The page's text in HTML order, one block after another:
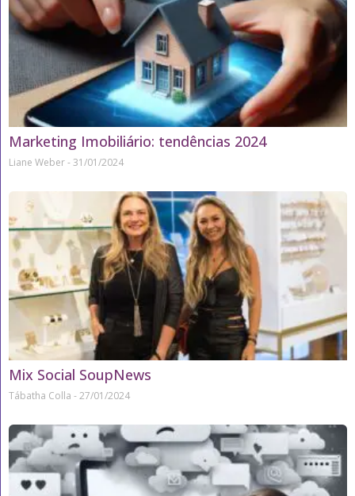
Marketing Imobiliário: tendências 2024
Liane Weber 31/01/2024
Mix Social SoupNews
Tábatha Colla 27/01/2024